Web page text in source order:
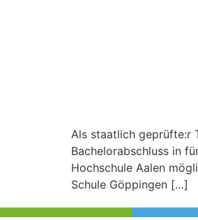
Als staatlich geprüfte:r
Bachelorabschluss in
Hochschule Aalen
Schule Göppingen […]